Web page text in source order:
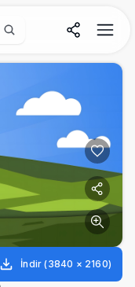
İndir (3840 × 2160)